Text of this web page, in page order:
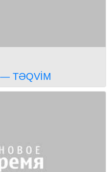
— TƏQVİM